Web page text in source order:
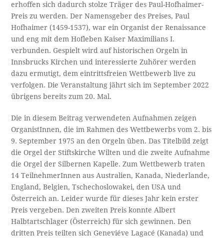
erhoffen sich dadurch stolze Träger des Paul-Hofhaimer-
Preis zu werden. Der Namensgeber des Preises, Paul
Hofhaimer (1459-1537), war ein Organist der Renaissance
und eng mit dem Hofleben Kaiser Maximilians I.
verbunden. Gespielt wird auf historischen Orgeln in
Innsbrucks Kirchen und interessierte Zuhörer werden
dazu ermutigt, dem eintrittsfreien Wettbewerb live zu
verfolgen. Die Veranstaltung jährt sich im September 2022
übrigens bereits zum 20. Mal.
Die in diesem Beitrag verwendeten Aufnahmen zeigen
OrganistInnen, die im Rahmen des Wettbewerbs vom 2. bis
9. September 1975 an den Orgeln üben. Das Titelbild zeigt
die Orgel der Stiftskirche Wilten und die zweite Aufnahme
die Orgel der Silbernen Kapelle. Zum Wettbewerb traten
14 TeilnehmerInnen aus Australien, Kanada, Niederlande,
England, Belgien, Tschechoslowakei, den USA und
Österreich an. Leider wurde für dieses Jahr kein erster
Preis vergeben. Den zweiten Preis konnte Albert
Halbtartschlager (Österreich) für sich gewinnen. Den
dritten Preis teilten sich Geneviéve Lagacé (Kanada) und